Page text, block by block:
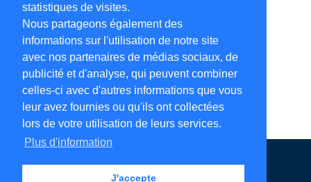
statistiques de visites.
Nous partageons également des
informations sur l'utilisation de notre site
avec nos partenaires de médias sociaux, de
publicité et d'analyse, qui peuvent combiner
celles-ci avec d'autres informations que vous
leur avez fournies ou qu'ils ont collectées
lors de votre utilisation de leurs services.
Plus d'information
J'accepte
Annuaire en ligne Légales Contact